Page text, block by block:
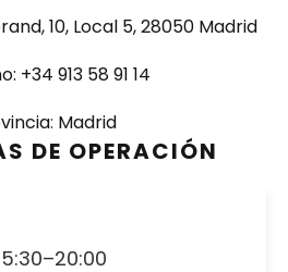
10, Local 5, 28050 Madrid
: +34 913 58 91 14
: Madrid
DE OPERACIÓN